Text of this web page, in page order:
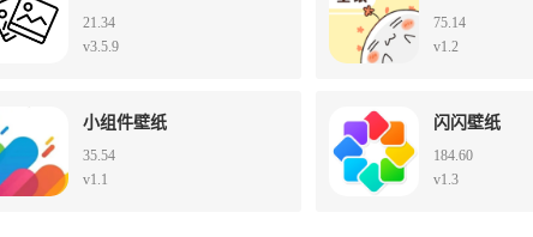
21.34
v3.5.9
75.14
v1.2
小组件壁纸
35.54
v1.1
闪闪壁纸
184.60
v1.3